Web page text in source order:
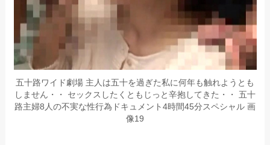
五十路ワイド劇場 主人は五十を過ぎた私に何年も触れようとも
しません・・ セックスしたくともじっと辛抱してきた・・ 五十
路主婦8人の不実な性行為ドキュメント4時間45分スペシャル 画
像19